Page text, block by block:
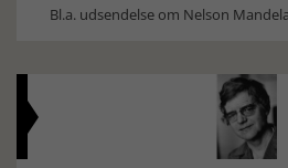
Bl.a. udsendelse om Nelson Mandela